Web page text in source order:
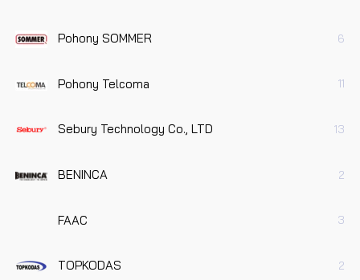
Pohony SOMMER 6
Pohony Telcoma 11
Sebury Technology Co., LTD 13
BENINCA 2
FAAC 3
TOPKODAS 2